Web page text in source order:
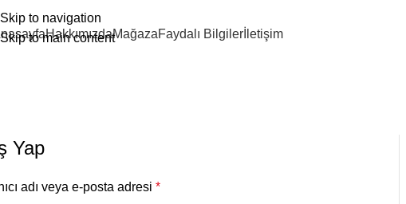
Skip to navigation
Skip to main content
HakkımızdaMağazaFaydalı Bilgiler İletişim
Yap
adı veya e-posta adresi *